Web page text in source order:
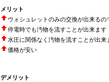
メリット
ウォシュレットのみの交換が出来る
停電時でも汚物を流すことが出来ます
水圧に関係なく汚物を流すことが出来
価格が安い
デメリット